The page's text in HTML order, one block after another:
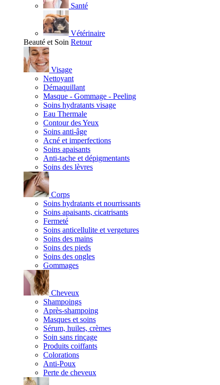
Santé
Vétérinaire
Beauté et Soin Retour
Visage
Nettoyant
Démaquillant
Masque - Gommage - Peeling
Soins hydratants visage
Eau Thermale
Contour des Yeux
Soins anti-âge
Acné et imperfections
Soins apaisants
Anti-tache et dépigmentants
Soins des lèvres
Corps
Soins hydratants et nourrissants
Soins apaisants, cicatrisants
Fermeté
Soins anticellulite et vergetures
Soins des mains
Soins des pieds
Soins des ongles
Gommages
Cheveux
Shampoings
Après-shampoing
Masques et soins
Sérum, huiles, crèmes
Soin sans rinçage
Produits coiffants
Colorations
Anti-Poux
Perte de cheveux